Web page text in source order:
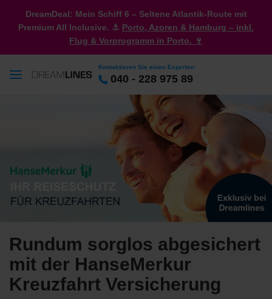
DreamDeal: Mein Schiff 6 – Seltene Atlantik-Route mit
Premium All Inclusive. ⚓ Porto, Azoren & Hamburg – inkl.
Flug & Vorprogramm in Porto. 🍷
Kontaktieren Sie einen Experten
040 - 228 975 89
Rundum sorglos abgesichert
mit der HanseMerkur
Kreuzfahrt Versicherung